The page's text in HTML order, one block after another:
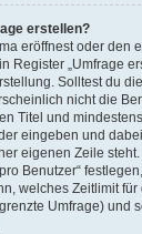
erstellen?
eröffnest oder den
Register „Umfrage
Solltest du
nicht die
Titel und
eingeben und
eigenen Zeile
Benutzer“
welches Zeitlimit
Umfrage) und